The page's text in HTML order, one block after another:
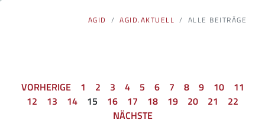
AGID AGID.AKTUELL ALLE BEITRÄGE
VORHERIGE 1 2 3 4 5 6 7 8 9 10
11
12
13 14 15 16 17 18 19 20 21
22
NÄCHSTE